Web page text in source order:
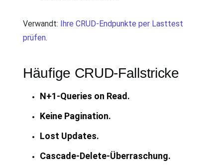
Verwandt: Ihre CRUD-Endpunkte per Lasttest
prüfen.
Häufige CRUD-Fallstricke
N+1-Queries on Read.
Keine Pagination.
Lost Updates.
Cascade-Delete-Überraschung.